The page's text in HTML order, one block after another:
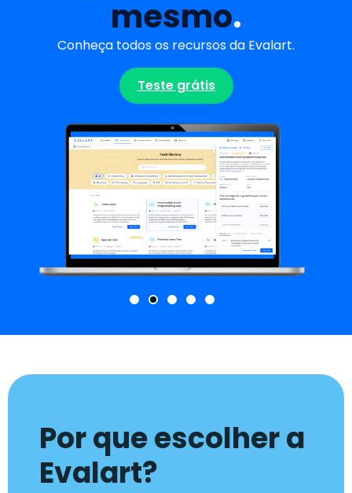
mesmo.
Conheça todos os recursos da Evalart.
Teste grátis
Por que escolher a
Evalart?